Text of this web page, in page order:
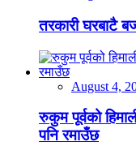
तरकारी घरबाटै
August 4,
रुकुम पूर्वको
पनि रमाउँछ